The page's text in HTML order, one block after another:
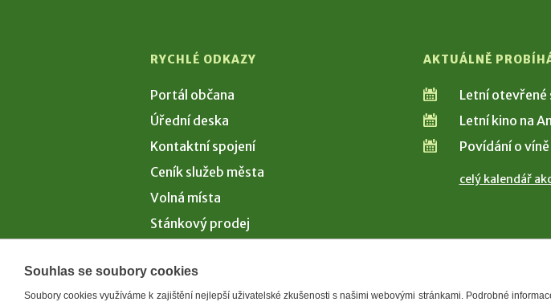
RYCHLÉ ODKAZY
Portál občana
Úřední deska
Kontaktní spojení
Ceník služeb města
Volná místa
Stánkový prodej
AKTUÁLNĚ
Letní otevřené
Letní kino na
Povídání o
celý kalendář
Souhlas se soubory cookies
Soubory cookies využíváme k zajištění nejlepší uživatelské zkušenosti s našimi webovými stránkami. Podrobné